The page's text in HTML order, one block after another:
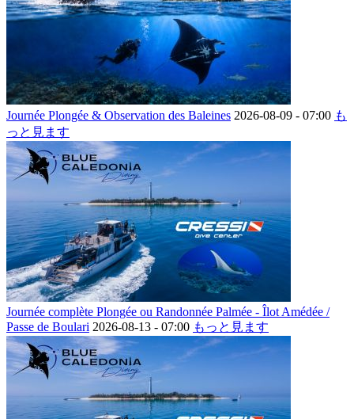
Journée Plongée & Observation des Baleines 2026-08-09 - 07:00 も
っと見ます
Journée complète Plongée ou Randonnée Palmée - Îlot Amédée /
Passe de Boulari 2026-08-13 - 07:00 もっと見ます